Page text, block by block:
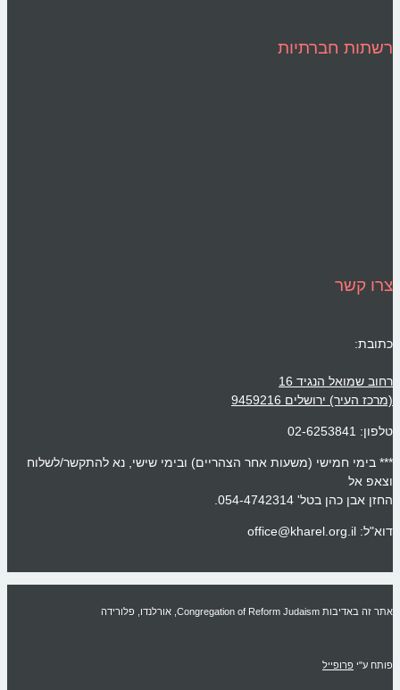
רשתות חברתיות
צרו קשר
כתובת:
רחוב שמואל הנגיד 16
(מרכז העיר) ירושלים 9459216
טלפון: 02-6253841
*** בימי חמישי (משעות אחר הצהריים) ובימי שישי, נא להתקשר/לשלוח
וצאפ אל
החזן אבן כהן בטל' 054-4742314.
דוא"ל: office@kharel.org.il
אתר זה באדיבות Congregation of Reform Judaism, אורלנדו, פלורידה
פותח ע"י פרופייל